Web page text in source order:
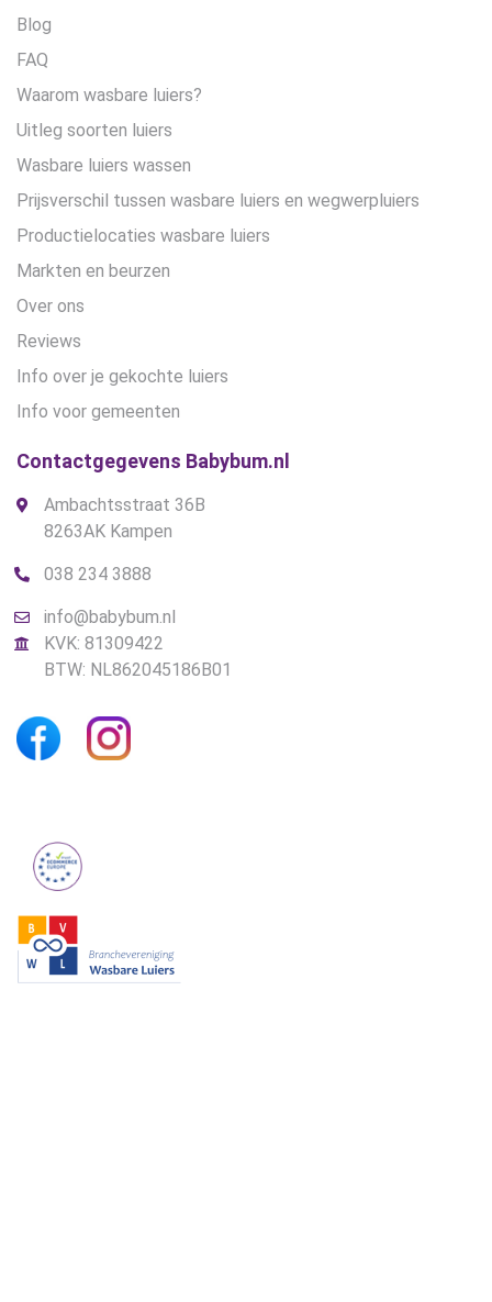
Blog
FAQ
Waarom wasbare luiers?
Uitleg soorten luiers
Wasbare luiers wassen
Prijsverschil tussen wasbare luiers en wegwerpluiers
Productielocaties wasbare luiers
Markten en beurzen
Over ons
Reviews
Info over je gekochte luiers
Info voor gemeenten
Contactgegevens Babybum.nl
Ambachtsstraat 36B
8263AK Kampen
038 234 3888
info@babybum.nl
KVK: 81309422
BTW: NL862045186B01